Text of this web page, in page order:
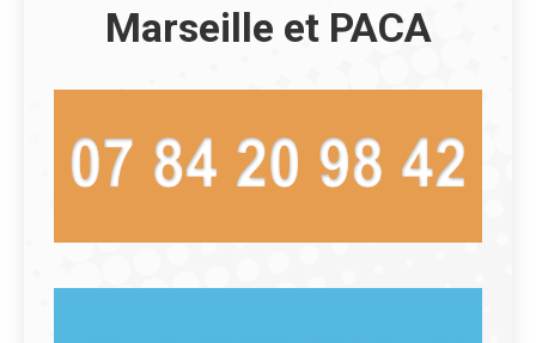
Marseille et PACA